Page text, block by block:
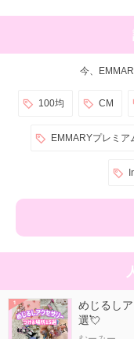
今、
100均 CM
EMMARYプレミア
めじるし
選💘